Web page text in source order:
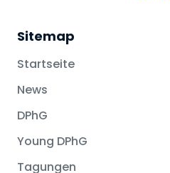
Sitemap
Startseite
News
DPhG
Young DPhG
Tagungen